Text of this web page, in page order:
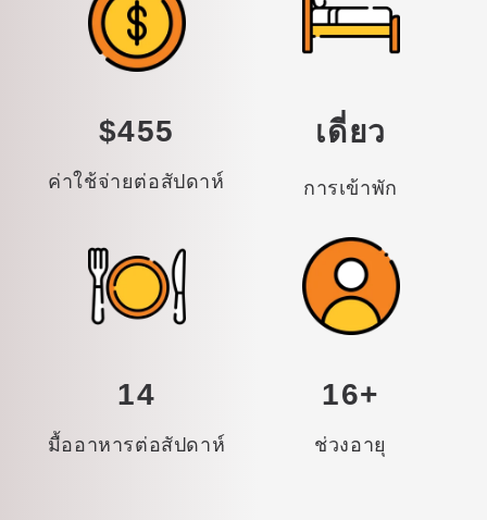
$455
ค่าใช้จ่ายต่อสัปดาห์
เดี่ยว
การเข้าพัก
14
มื้ออาหารต่อสัปดาห์
16+
ช่วงอายุ